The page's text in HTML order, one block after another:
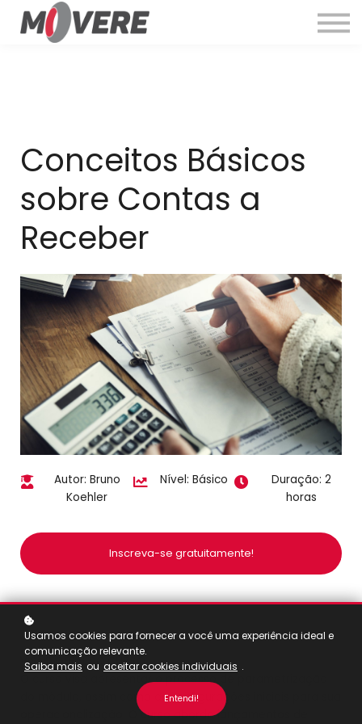
Quem Somos
Conceitos Básicos
sobre Contas a
Receber
Autor: Bruno
Koehler
Nível: Básico
Duração: 2
horas
Inscreva-se gratuitamente!
VISÃO GERAL DO CURSO
O curso visa apresentar o processo de parametrização
do módulo, assim como as configurações iniciais para sua
operacionalização. O curso aborda lançamentos de
Usamos cookies para fornecer a você uma experiência ideal e
comunicação relevante.
Saiba mais ou aceitar cookies individuais .
Entendi!